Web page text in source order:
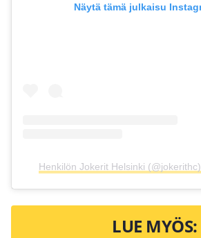
Näytä tämä julkaisu
Henkilön Jokerit Helsinki
LUE MYÖS: